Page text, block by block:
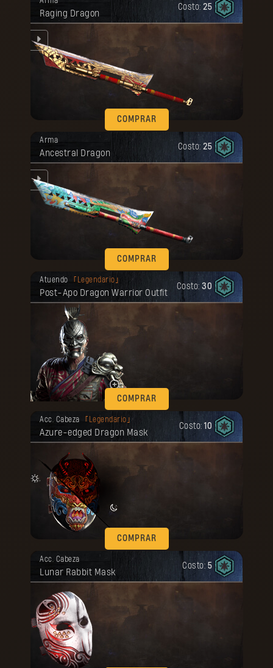
Raging Dragon
Costo: 25
COMPRAR
Arma
Ancestral Dragon
Costo: 25
COMPRAR
Atuendo Legendario
Post-Apo Dragon Warrior Outfit
Costo: 30
COMPRAR
Tu recompensa se desbloqueó.
Acc. Cabeza Legendario
Azure-edged Dragon Mask
Costo: 10
COMPRAR
Tu recompensa se desbloqueó.
Acc. Cabeza
Lunar Rabbit Mask
Costo: 5
Tu recompensa se desbloqueó.